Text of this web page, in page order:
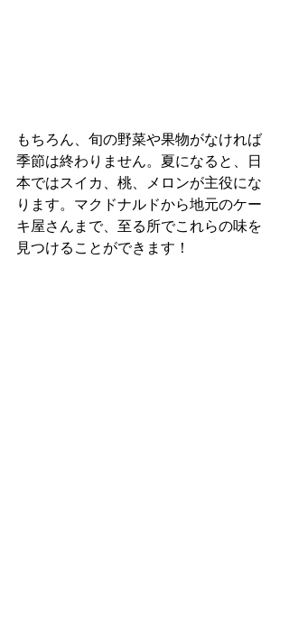
もちろん、旬の野菜や果物がなければ
季節は終わりません。夏になると、日
本ではスイカ、桃、メロンが主役にな
ります。マクドナルドから地元のケー
キ屋さんまで、至る所でこれらの味を
見つけることができます！